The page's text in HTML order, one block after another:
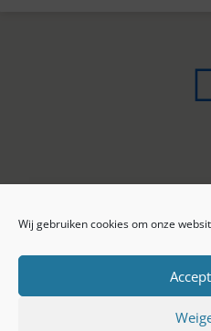
Wij gebruiken cookies om onze
ONLINE ARCHIEF
Privacy beleid